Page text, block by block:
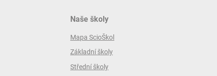
Naše školy
Mapa ScioŠkol
Základní školy
Střední školy